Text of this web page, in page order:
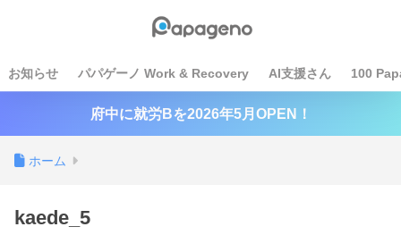
お知らせ パパゲーノ Work & Recovery AI支援さん 100
府中に就労Bを2026年5月OPEN！
ホーム
kaede_5